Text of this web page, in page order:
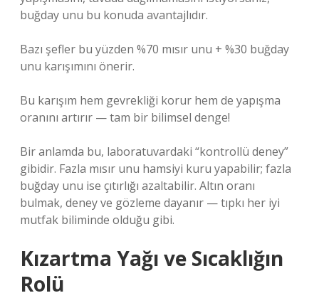
buğday unu bu konuda avantajlıdır.
Bazı şefler bu yüzden %70 mısır unu + %30 buğday
unu karışımını önerir.
Bu karışım hem gevrekliği korur hem de yapışma
oranını artırır — tam bir bilimsel denge!
Bir anlamda bu, laboratuvardaki “kontrollü deney”
gibidir. Fazla mısır unu hamsiyi kuru yapabilir; fazla
buğday unu ise çıtırlığı azaltabilir. Altın oranı
bulmak, deney ve gözleme dayanır — tıpkı her iyi
mutfak biliminde olduğu gibi.
Kızartma Yağı ve Sıcaklığın
Rolü